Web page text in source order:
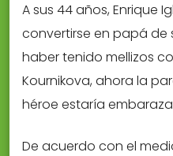
A sus 44 años, Enrique
convertirse en papá de
haber tenido mellizos
Kournikova, ahora la
héroe estaría
De acuerdo con el